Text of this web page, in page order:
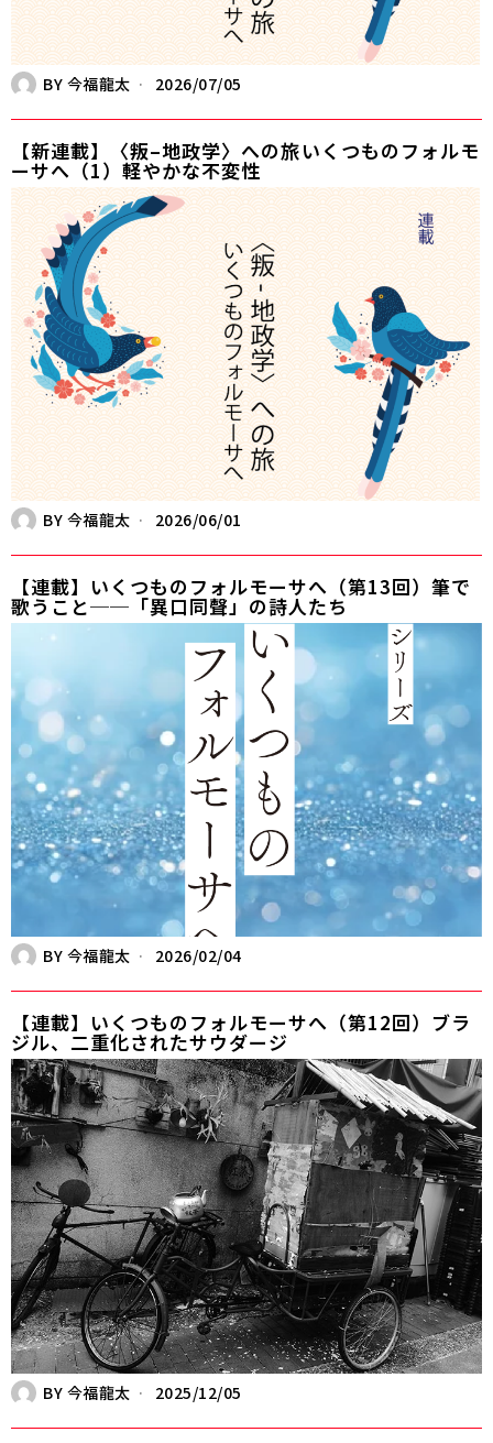
BY 今福龍太 2026/07/05
【新連載】〈叛–地政学〉への旅――いくつものフォルモ
ーサへ（1）軽やかな不変性
BY 今福龍太 2026/06/01
【連載】いくつものフォルモーサへ（第13回）筆で
歌うこと──「異口同聲」の詩人たち
BY 今福龍太 2026/02/04
【連載】いくつものフォルモーサへ（第12回）ブラ
ジル、二重化されたサウダージ
BY 今福龍太 2025/12/05